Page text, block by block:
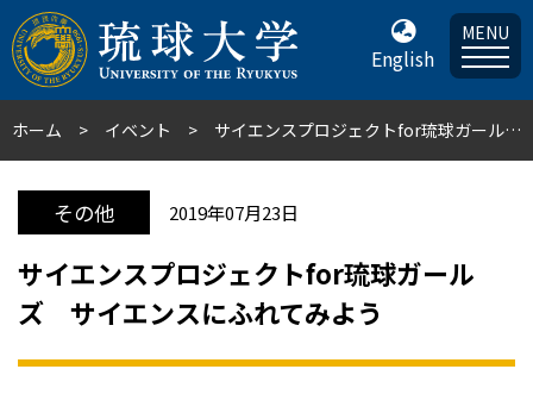
English
MENU
ホーム イベント サイエンスプロジェクトfor琉球ガールズ サイエンスにふれてみよう
その他 2019年07月23日
サイエンスプロジェクトfor琉球ガール
ズ サイエンスにふれてみよう